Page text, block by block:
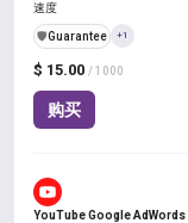
$ 15.00 / 1000
购买
速度
️🛡️Guarantee +1
YouTube Google AdWords